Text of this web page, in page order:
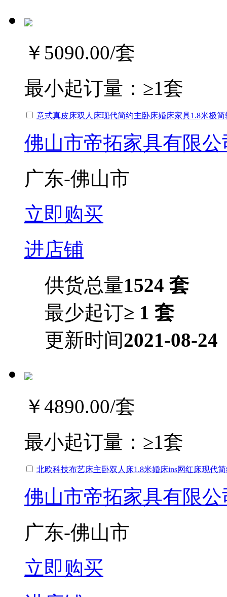
￥5090.00/套
最小起订量： ≥1套
意式真皮床双人床现代简约主卧床婚床家具1.8米极
佛山市帝拓家具有限公
广东-佛山市
立即购买
进店铺
供货总量1524 套
最少起订≥ 1 套
更新时间2021-08-24
￥4890.00/套
最小起订量： ≥1套
北欧科技布艺床主卧双人床1.8米婚床ins网红床现代
佛山市帝拓家具有限公
广东-佛山市
立即购买